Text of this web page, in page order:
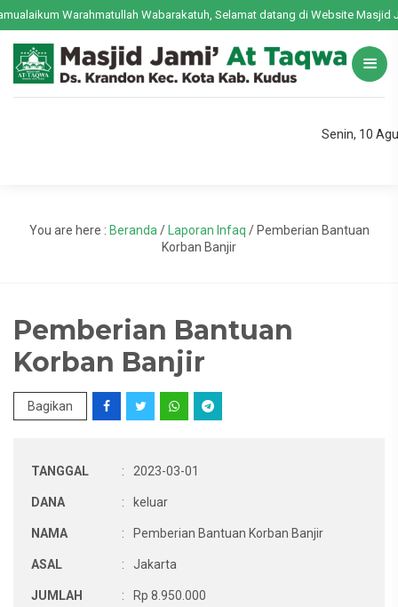
Warahmatullah Wabarakatuh, Selamat datang di Website Masjid
Senin, 10
You are here : Beranda / Laporan Infaq / Pemberian Bantuan
Korban Banjir
Pemberian Bantuan
Korban Banjir
Bagikan
TANGGAL : 2023-03-01
DANA : keluar
NAMA : Pemberian Bantuan Korban Banjir
ASAL : Jakarta
JUMLAH : Rp 8.950.000